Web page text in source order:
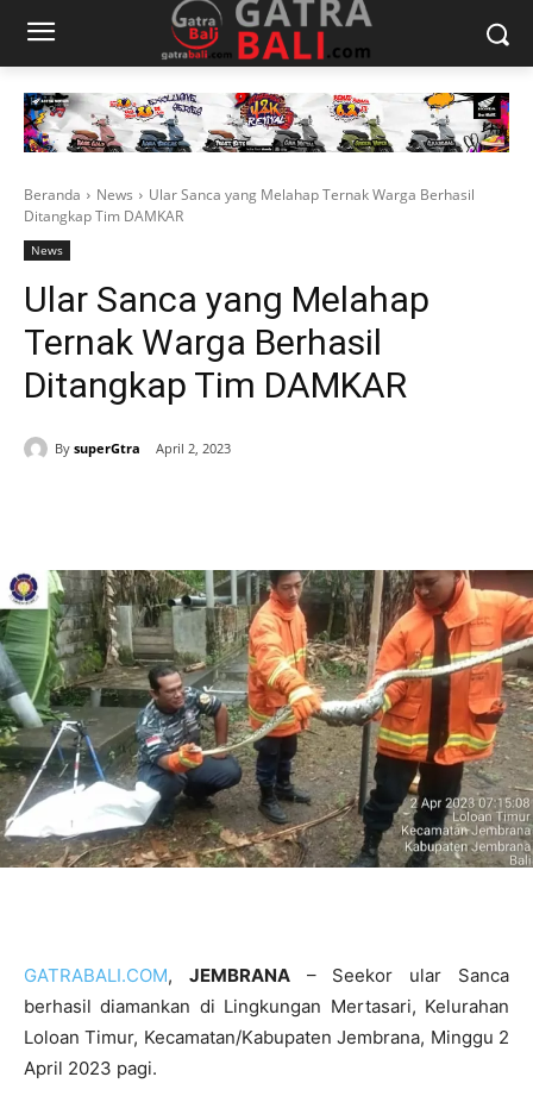
Beranda News
Ular Sanca yang Melahap Ternak Warga Berhasil
Ditangkap Tim DAMKAR
News
Ular Sanca yang Melahap
Ternak Warga Berhasil
Ditangkap Tim DAMKAR
By superGtra April 2, 2023
GATRABALI.COM, JEMBRANA– Seekor ular Sanca
berhasil diamankan di Lingkungan Mertasari, Kelurahan
Loloan Timur, Kecamatan/Kabupaten Jembrana, Minggu 2
April 2023 pagi.